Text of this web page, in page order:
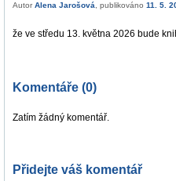
Autor Alena Jarošová , publikováno 11. 5.
že ve středu 13. května 2026 bude
Komentáře (0)
Zatím žádný komentář.
Přidejte váš komentář